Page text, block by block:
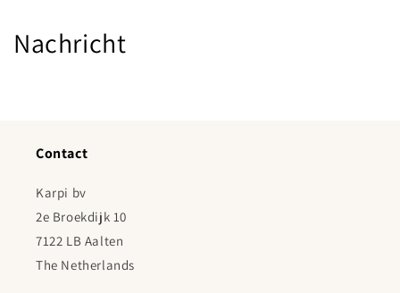
Nachricht
Contact
Karpi bv
2e Broekdijk 10
7122 LB Aalten
The Netherlands